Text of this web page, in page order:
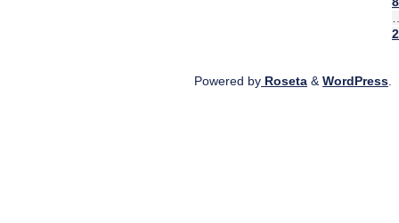
Powered by Roseta &WordPress.